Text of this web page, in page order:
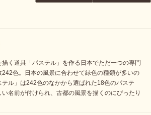
く道具「パステル」を作る日本でただ一つの専門
242色。日本の風景に合わせて緑色の種類が多いの
ル」は242色のなかから選ばれた18色のパステ
名前が付けられ、古都の風景を描くのにぴったり